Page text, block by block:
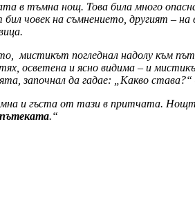
в тъмна нощ. Това била много
човек на съмнението, другият – на
мистикът погледнал надолу към
осветена и ясно видима – и
започнал да гадае: „Какво става?“
и гъста от тази в притчата.
.“